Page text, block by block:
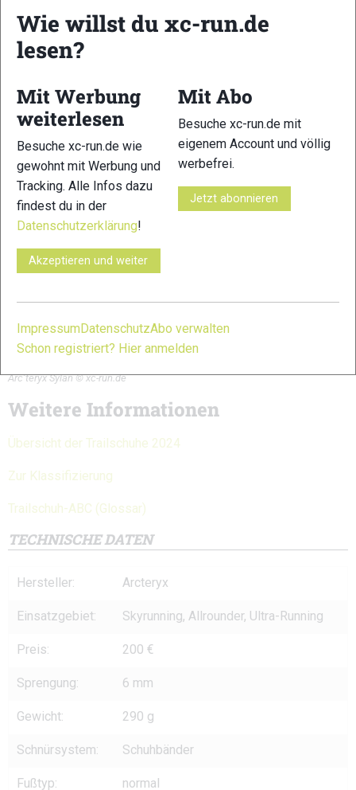
Arc’teryx Sylan © xc-run.de
Weitere Informationen
Übersicht der Trailschuhe 2024
Zur Klassifizierung
Trailschuh-ABC (Glossar)
TECHNISCHE DATEN
Hersteller: Arcteryx
Einsatzgebiet: Skyrunning, Allrounder, Ultra-Running
Preis: 200 €
Sprengung: 6 mm
Gewicht: 290 g
Schnürsystem: Schuhbänder
Fußtyp: normal
Wie willst du xc-run.de
lesen?
Mit Werbung
weiterlesen
Besuche xc-run.de wie
gewohnt mit Werbung und
Tracking. Alle Infos dazu
findest du in der
Datenschutzerklärung!
Akzeptieren und weiter
Mit Abo
Besuche xc-run.de mit
eigenem Account und völlig
werbefrei.
Jetzt abonnieren
ImpressumDatenschutzAbo verwalten
Schon registriert? Hier anmelden